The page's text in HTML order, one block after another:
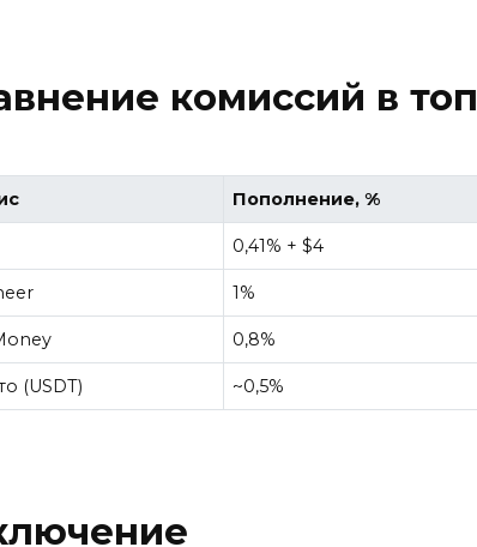
комиссий в
Пополнение, %
0,41% + $4
1%
0,8%
(USDT) ~0,5%